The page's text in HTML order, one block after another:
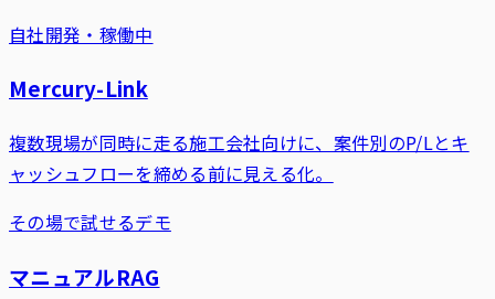
自社開発・稼働中
Mercury-Link
複数現場が同時に走る施工会社向けに、案件別のP/Lとキ
ャッシュフローを締める前に見える化。
その場で試せるデモ
マニュアルRAG